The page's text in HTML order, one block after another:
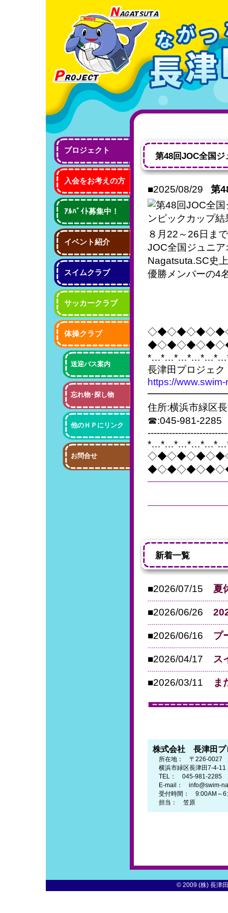
第48回JOC全国
■2025/08/29 第
８月22～26日ま
JOC全国ジュニ
Nagatsuta.SC史
優勝メンバーの4
長津田プロジェク
https://
住所:横浜市緑区
☎:045-981-2285
新着一覧
■2026/07/15 夏
■2026/06/26
■2026/06/16 プ
■2026/04/17 ス
■2026/03/11 ま
株式会社 長津田プ
所在地： 〒226-0027
横浜市緑区長津田7-4-
TEL： 045-981-2285
E-mail： info@swim-
受付時間： 9:00AM～
担当： 笠原
プロジェクト
入会をお考えの方
ｱﾙﾊﾞｲﾄ募集中！
イベント紹介
スイムクラブ
サッカークラブ
体操クラブ
送迎バス案内
忘れ物･探し物
他のＨＰにリンク
お問合せ
© 2009 (株) 長津